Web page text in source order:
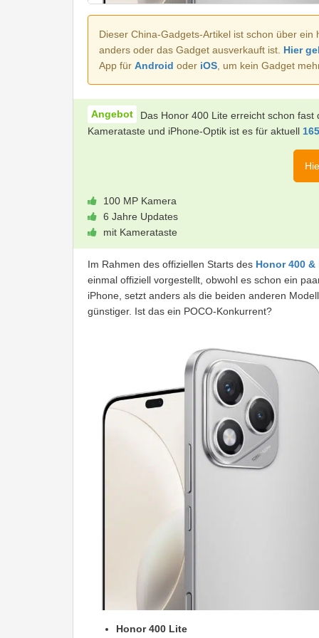
Dieser China-Gadgets-Artikel ist schon über
anders oder das Gadget ausverkauft ist. Hier
App für Android oder iOS , um kein Gadget
Das Honor 400 Lite erreicht schon
Kamerataste und iPhone-Optik ist es für aktuell
100 MP Kamera
6 Jahre Updates
mit Kamerataste
Im Rahmen des offiziellen Starts des Honor 400 &
einmal offiziell vorgestellt, obwohl es schon ein
iPhone, setzt anders als die beiden anderen
günstiger. Ist das ein POCO-Konkurrent?
Honor 400 Lite